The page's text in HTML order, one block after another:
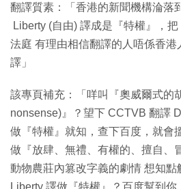
翻譯質素：「香港的新聞機構淪落
Liberty (自由) 譯成是『特權』，
法庭 有理由相信翻譯的人唔係香
譯」
該專頁補充：「咩叫『奧威爾式的
nonsense)』？望下 CCTVB 翻譯
做『特權』就知，查下百度，就會
做『放肆、無禮、有權的、擅自、
動物農莊內篡改字義的劇情 想知
Liberty 譯做『特權』？百度幫到